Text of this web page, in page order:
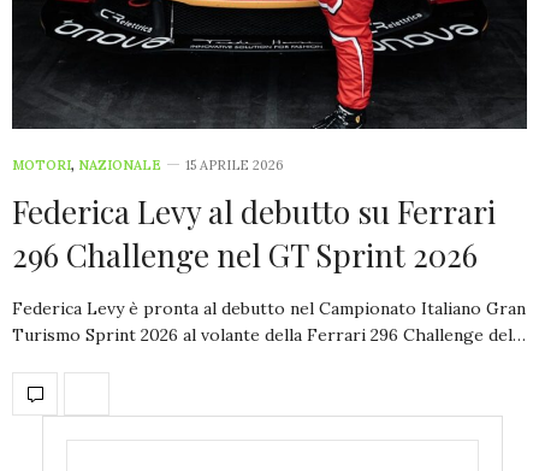
MOTORI, NAZIONALE 15 APRILE 2026
Federica Levy al debutto su Ferrari
296 Challenge nel GT Sprint 2026
Federica Levy è pronta al debutto nel Campionato Italiano Gran
Turismo Sprint 2026 al volante della Ferrari 296 Challenge del…